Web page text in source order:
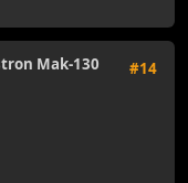
#14
Mak-130